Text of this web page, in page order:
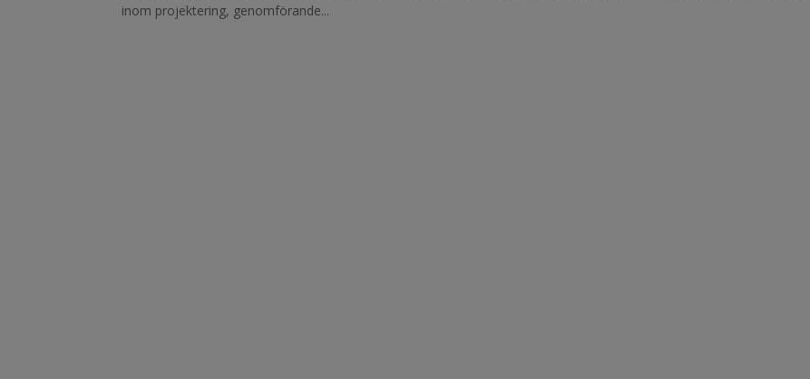
inom projektering, genomförande...